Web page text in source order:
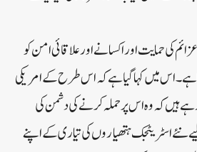
کی حمایت اور اکسانے اور علاقائی امن کو
ہے۔ اس میں کہا گیا ہے کہ اس طرح کے امریکی
رہے ہیں کہ وہ اس پر حملہ کرنے کی دشمن کی
نئے اسٹریٹجک ہتھیاروں کی تیاری کے اپنے